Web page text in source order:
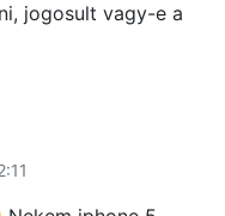
jogosult vagy-e a